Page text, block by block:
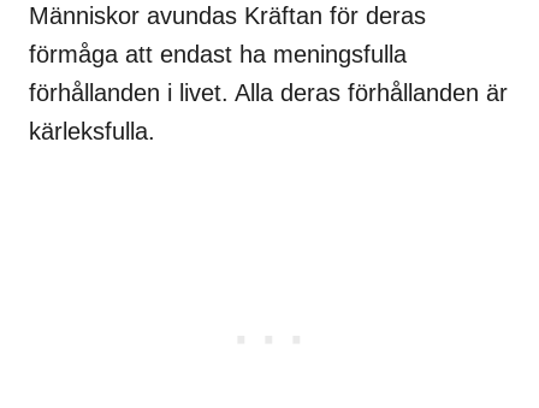
Människor avundas Kräftan för deras
förmåga att endast ha meningsfulla
förhållanden i livet. Alla deras förhållanden är
kärleksfulla.